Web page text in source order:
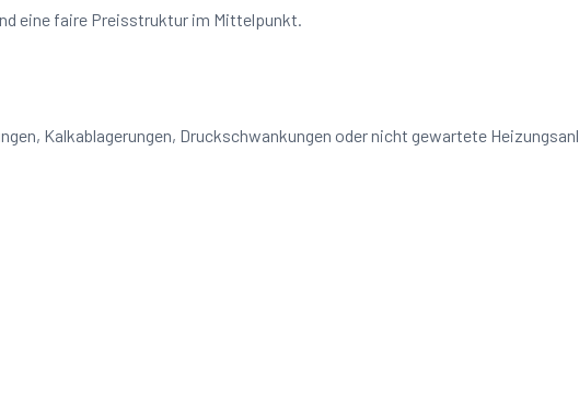
eine faire Preisstruktur im Mittelpunkt.
Kalkablagerungen, Druckschwankungen oder nicht gewartete